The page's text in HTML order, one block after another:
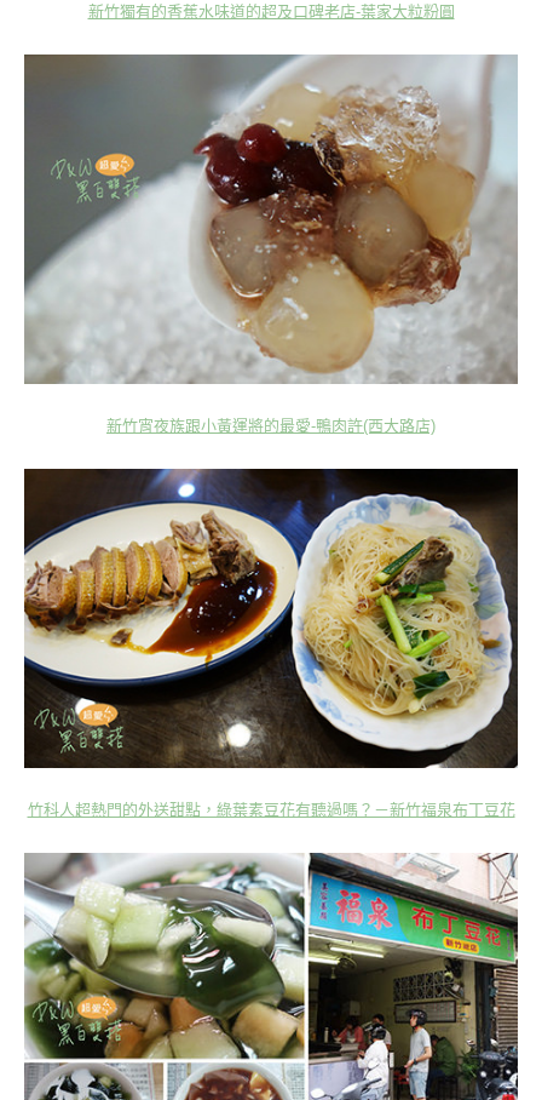
新竹獨有的香蕉水味道的超及口碑老店-葉家大粒粉圓
新竹宵夜族跟小黃運將的最愛-鴨肉許(西大路店)
竹科人超熱門的外送甜點，綠葉素豆花有聽過嗎？－新竹福泉布丁豆花